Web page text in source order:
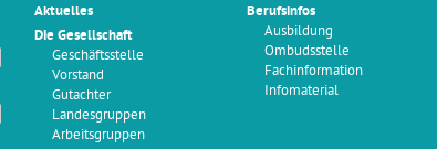
Aktuelles
Die Gesellschaft
Geschäftsstelle
Vorstand
Gutachter
Landesgruppen
Arbeitsgruppen
Berufsinfos
Ausbildung
Ombudsstelle
Fachinformation
Infomaterial